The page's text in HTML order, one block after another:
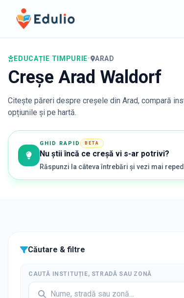
Edulio
EDUCAȚIE TIMPURIE• ARAD
Creșe Arad Waldorf
Citește păreri despre creșele din Arad, compară
opțiunile și pe hartă.
GHID RAPID BETA
Nu știi încă ce creșă vi s-ar potrivi?
Răspunzi la câteva întrebări și vezi mai
Căutare & filtre
CAUTĂ INSTITUȚIE, STRADĂ SAU ZONĂ